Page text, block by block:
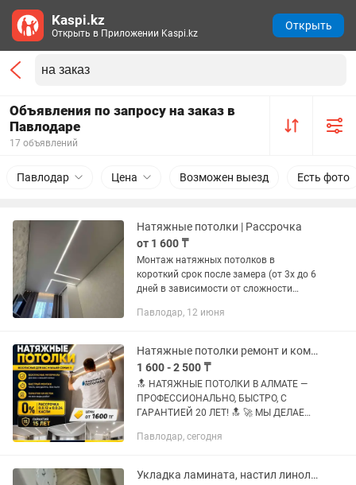
Объявления по запросу на заказ в
Павлодаре
17 объявлений
Павлодар Цена Возможен выезд Есть фото
Натяжные потолки | Рассрочка
от 1 600 ₸
Монтаж натяжных потолков в
короткий срок после замера (от 3х до 6
дней в зависимости от сложности
обслуживание: (слив воды, замена
Павлодар, 12 июня
Натяжные потолки ремонт и комплектующие
1 600 - 2 500 ₸
🔝 НАТЯЖНЫE ПОTОЛКИ В АЛМАТЕ —
ПPОФЕCСИOHAЛЬHO, БЫСТРO, С
ГАРAHTИEЙ 20 ЛET! 🔝 🚀 МЫ ДЕЛАЕМ
Парящие потолки c LЕD-подcветкoй —
небо...
Павлодар, сегодня
Укладка ламината, настил линолеума
Kaspi.kz
Открыть в Приложении Kaspi.kz
Открыть